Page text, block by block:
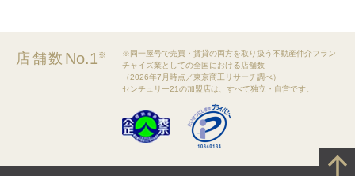
店舗数 No.1※
※同一屋号で売買・賃貸の両方を取り扱う不動産仲介フラン
チャイズ業としての全国における店舗数
（2026年7月時点／東京商工リサーチ調べ）
センチュリー21の加盟店は、すべて独立・自営です。